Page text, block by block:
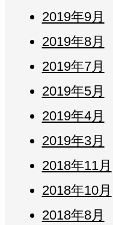
2019年9月
2019年8月
2019年7月
2019年5月
2019年4月
2019年3月
2018年11月
2018年10月
2018年8月